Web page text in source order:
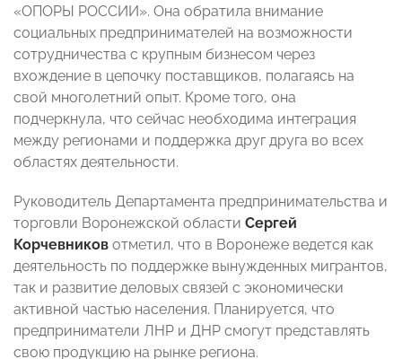
«ОПОРЫ РОССИИ». Она обратила внимание
социальных предпринимателей на возможности
сотрудничества с крупным бизнесом через
вхождение в цепочку поставщиков, полагаясь на
свой многолетний опыт. Кроме того, она
подчеркнула, что сейчас необходима интеграция
между регионами и поддержка друг друга во всех
областях деятельности.
Руководитель Департамента предпринимательства и
торговли Воронежской области Сергей
Корчевников отметил, что в Воронеже ведется как
деятельность по поддержке вынужденных мигрантов,
так и развитие деловых связей с экономически
активной частью населения. Планируется, что
предприниматели ЛНР и ДНР смогут представлять
свою продукцию на рынке региона.